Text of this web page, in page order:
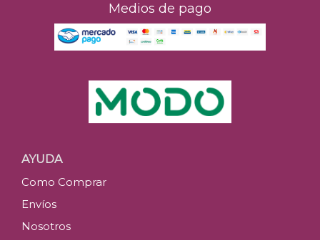
Medios de pago
AYUDA
Como Comprar
Envíos
Nosotros